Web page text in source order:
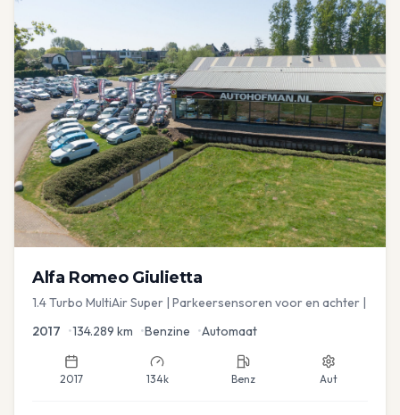
Alfa Romeo Giulietta
1.4 Turbo MultiAir Super | Parkeersensoren voor en achter |
2017 •134.289 km •Benzine •Automaat
2017 134k Benz Aut